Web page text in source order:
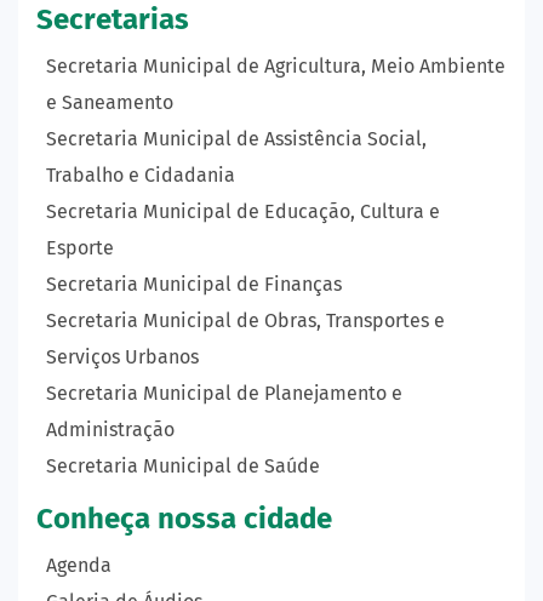
Secretarias
Secretaria Municipal de Agricultura, Meio Ambiente
e Saneamento
Secretaria Municipal de Assistência Social,
Trabalho e Cidadania
Secretaria Municipal de Educação, Cultura e
Esporte
Secretaria Municipal de Finanças
Secretaria Municipal de Obras, Transportes e
Serviços Urbanos
Secretaria Municipal de Planejamento e
Administração
Secretaria Municipal de Saúde
Conheça nossa cidade
Agenda